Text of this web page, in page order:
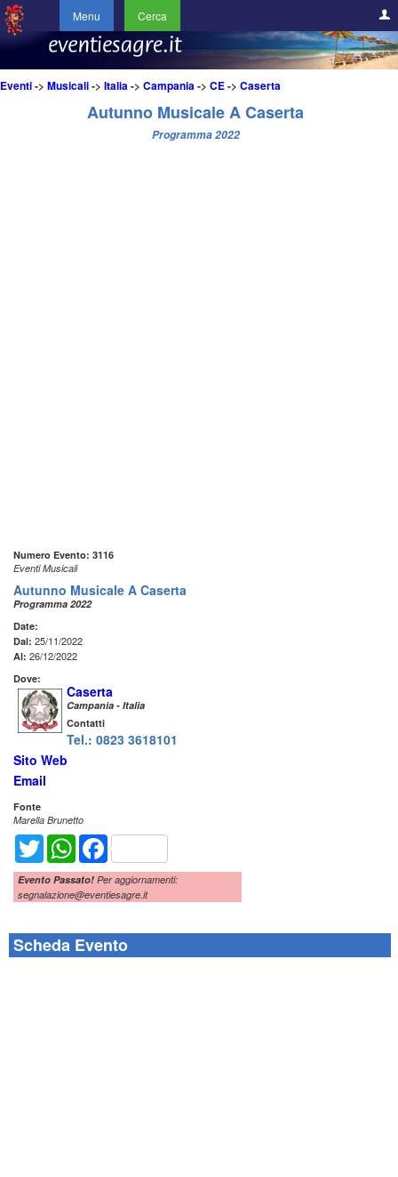
Menu Cerca
Eventi-> Musicali-> Italia-> Campania-> CE-> Caserta
Autunno Musicale A Caserta
Programma 2022
Numero Evento: 3116
Eventi Musicali
Autunno Musicale A Caserta
Programma 2022
Date:
Dal: 25/11/2022
Al: 26/12/2022
Dove:
Caserta
Campania - Italia
Contatti
Tel.: 0823 3618101
Sito Web
Email
Fonte
Marella Brunetto
Twitter WhatsAppFacebook
Evento Passato! Per aggiornamenti:
segnalazione@eventiesagre.it
Scheda Evento